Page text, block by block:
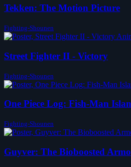
Tekken: The Motion Picture
Fighting-Shounen
Street Fighter II - Victory
Fighting-Shounen
One Piece Log: Fish-Man
Fighting-Shounen
Guyver: The Bioboosted